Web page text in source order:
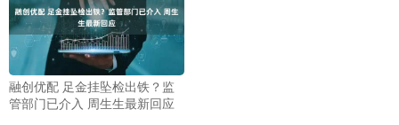
融创优配 足金挂坠检出铁？监
管部门已介入 周生生最新回应